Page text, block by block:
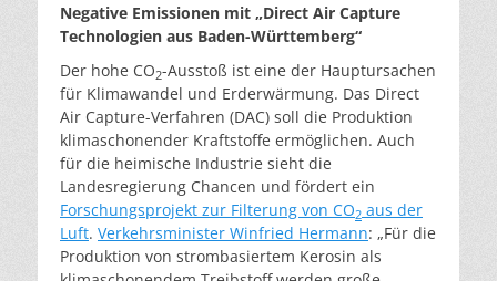
Negative Emissionen mit „Direct Air Capture
Technologien aus Baden-Württemberg“
Der hohe CO2-Ausstoß ist eine der Hauptursachen
für Klimawandel und Erderwärmung. Das Direct
Air Capture-Verfahren (DAC) soll die Produktion
klimaschonender Kraftstoffe ermöglichen. Auch
für die heimische Industrie sieht die
Landesregierung Chancen und fördert ein
Forschungsprojekt zur Filterung von CO2 aus der
Luft. Verkehrsminister Winfried Hermann: „Für die
Produktion von strombasiertem Kerosin als